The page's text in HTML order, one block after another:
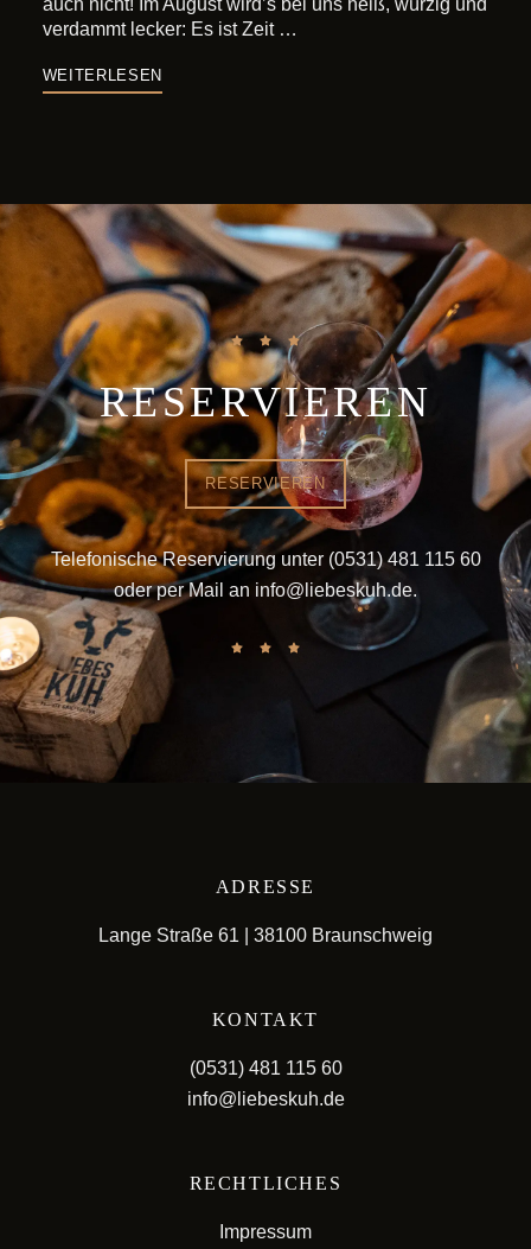
verdammt lecker: Es ist Zeit …
WEITERLESEN
RESERVIEREN
RESERVIEREN
Telefonische Reservierung unter (0531) 481 115 60
oder per Mail an info@liebeskuh.de.
ADRESSE
Lange Straße 61 | 38100 Braunschweig
KONTAKT
(0531) 481 115 60
info@liebeskuh.de
RECHTLICHES
Impressum